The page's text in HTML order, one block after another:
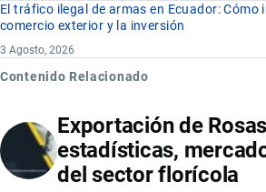
El tráfico ilegal de armas en Ecuador: Cómo
comercio exterior y la inversión
3 Agosto, 2026
Contenido Relacionado
Exportación de
estadísticas,
del sector florícola